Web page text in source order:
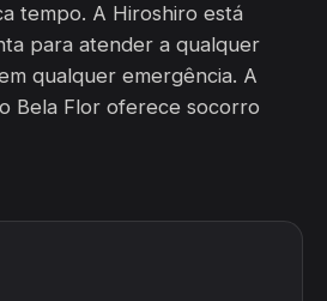
tempo. A Hiroshiro está
para atender a qualquer
qualquer emergência. A
Bela Flor oferece socorro